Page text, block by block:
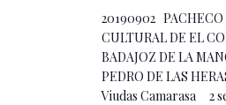
20190902
CULTURAL DE EL
BADAJOZ DE LA
PEDRO DE LAS
Viudas Camarasa 2